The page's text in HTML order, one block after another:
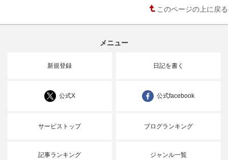
このページの上に戻る
メニュー
新規登録 日記を書く
公式X 公式facebook
サービストップ ブログランキング
記事ランキング ジャンル一覧